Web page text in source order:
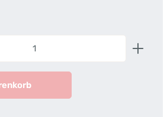
Gib den gewünschten Wert ein